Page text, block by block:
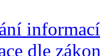
informací
dle